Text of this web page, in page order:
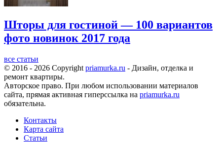
Шторы для гостиной — 100 вариантов
фото новинок 2017 года
все статьи
© 2016 - 2026 Copyright priamurka.ru - Дизайн, отделка и
ремонт квартиры.
Авторское право. При любом использовании материалов
сайта, прямая активная гиперссылка на priamurka.ru
обязательна.
Контакты
Карта сайта
Статьи